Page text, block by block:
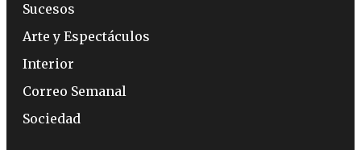
Sucesos
Arte y Espectáculos
Interior
Correo Semanal
Sociedad